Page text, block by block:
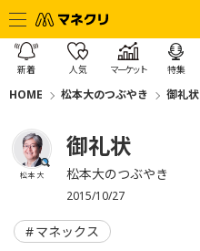
新着 人気 マーケット 特集
HOME 松本大のつぶやき 御礼状
松本 大
御礼状
松本大のつぶやき
2015/10/27
マネックス